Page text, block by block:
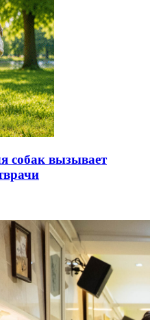
собак вызывает